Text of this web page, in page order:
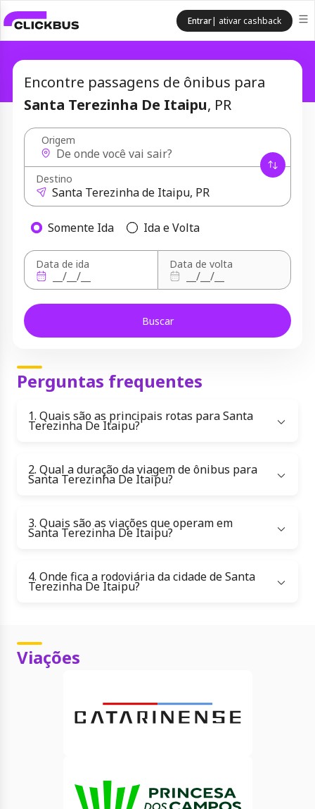
Entrar| ativar cashback
Encontre passagens de ônibus para
Santa Terezinha De Itaipu, PR
Somente Ida Ida e Volta
Origem
Destino
Data de ida Data de volta
Buscar
Perguntas frequentes
1. Quais são as principais rotas para Santa
Terezinha De Itaipu?
2. Qual a duração da viagem de ônibus para
Santa Terezinha De Itaipu?
3. Quais são as viações que operam em
Santa Terezinha De Itaipu?
4. Onde fica a rodoviária da cidade de Santa
Terezinha De Itaipu?
Viações